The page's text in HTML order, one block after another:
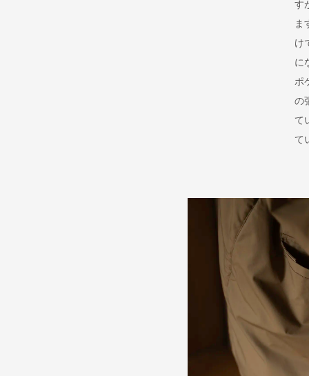
す
ま
け
に
ポ
の
て
て